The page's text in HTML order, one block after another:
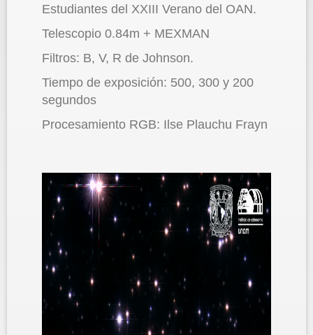
Estudiantes del XXIII Verano del OAN.
Telescopio 0.84m + MEXMAN
Filtros: B, V, R de Johnson.
Tiempo de exposición: 500, 300 y 200
segundos
Procesamiento RGB: Ilse Plauchu Frayn